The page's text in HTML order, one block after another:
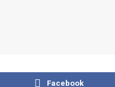
Facebook